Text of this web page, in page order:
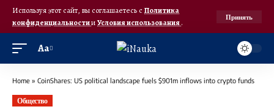
Используя этот сайт, вы соглашаетесь с Политика
конфиденциальностииУсловия использования.
Принять
Аа
Home » CoinShares: US political landscape fuels $901m inflows into crypto funds
Общество